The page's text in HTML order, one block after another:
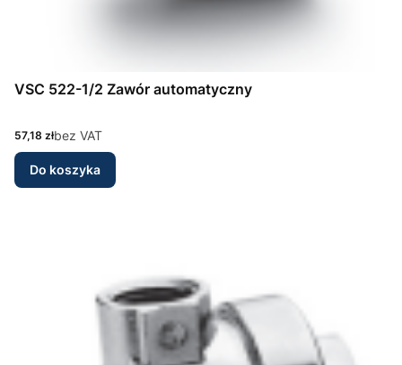
VSC 522-1/2 Zawór automatyczny
Cena
57,18 złbez VAT
Do koszyka